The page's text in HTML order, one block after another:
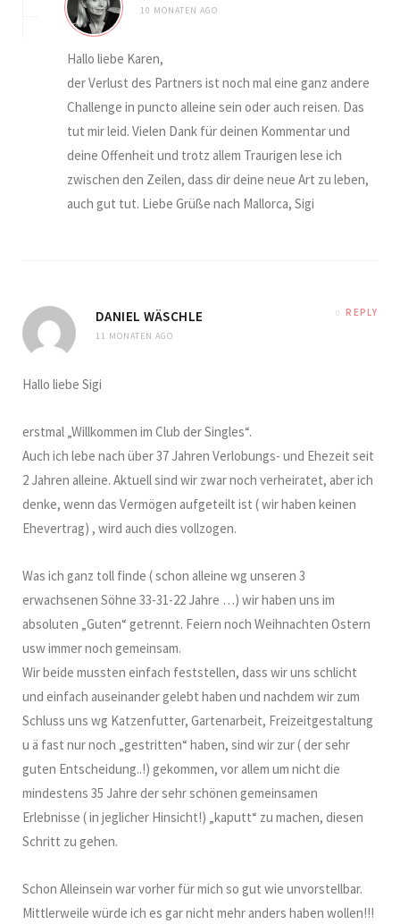
10 MONATEN AGO
Hallo liebe Karen,
der Verlust des Partners ist noch mal eine ganz andere
Challenge in puncto alleine sein oder auch reisen. Das
tut mir leid. Vielen Dank für deinen Kommentar und
deine Offenheit und trotz allem Traurigen lese ich
zwischen den Zeilen, dass dir deine neue Art zu leben,
auch gut tut. Liebe Grüße nach Mallorca, Sigi
DANIEL WÄSCHLE
11 MONATEN AGO
REPLY
Hallo liebe Sigi
erstmal „Willkommen im Club der Singles“.
Auch ich lebe nach über 37 Jahren Verlobungs- und Ehezeit seit
2 Jahren alleine. Aktuell sind wir zwar noch verheiratet, aber ich
denke, wenn das Vermögen aufgeteilt ist ( wir haben keinen
Ehevertrag) , wird auch dies vollzogen.
Was ich ganz toll finde ( schon alleine wg unseren 3
erwachsenen Söhne 33-31-22 Jahre …) wir haben uns im
absoluten „Guten“ getrennt. Feiern noch Weihnachten Ostern
usw immer noch gemeinsam.
Wir beide mussten einfach feststellen, dass wir uns schlicht
und einfach auseinander gelebt haben und nachdem wir zum
Schluss uns wg Katzenfutter, Gartenarbeit, Freizeitgestaltung
u ä fast nur noch „gestritten“ haben, sind wir zur ( der sehr
guten Entscheidung..!) gekommen, vor allem um nicht die
mindestens 35 Jahre der sehr schönen gemeinsamen
Erlebnisse ( in jeglicher Hinsicht!) „kaputt“ zu machen, diesen
Schritt zu gehen.
Schon Alleinsein war vorher für mich so gut wie unvorstellbar.
Mittlerweile würde ich es gar nicht mehr anders haben wollen!!!